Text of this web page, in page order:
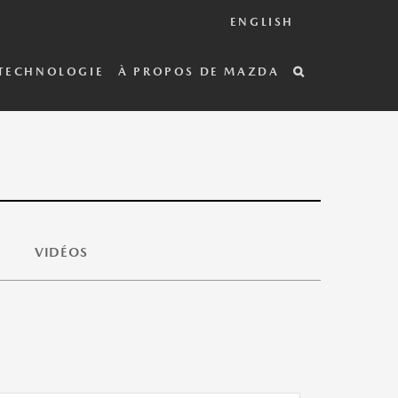
ENGLISH
À PROPOS DE MAZDA
VIDÉOS